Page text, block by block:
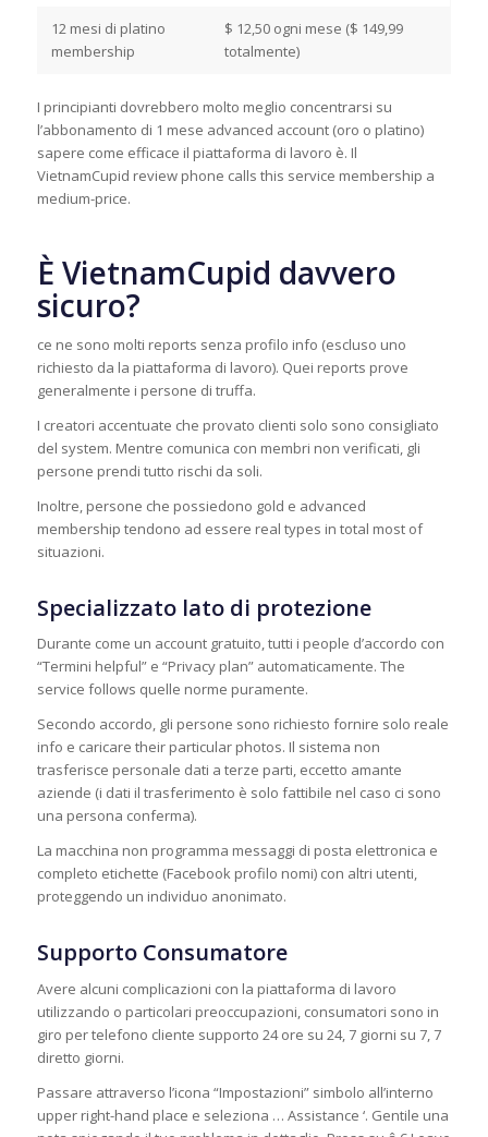
12 mesi di platino
membership
$ 12,50 ogni mese ($ 149,99
totalmente)
I principianti dovrebbero molto meglio concentrarsi su
l’abbonamento di 1 mese advanced account (oro o platino)
sapere come efficace il piattaforma di lavoro è. Il
VietnamCupid review phone calls this service membership a
medium-price.
È VietnamCupid davvero
sicuro?
ce ne sono molti reports senza profilo info (escluso uno
richiesto da la piattaforma di lavoro). Quei reports prove
generalmente i persone di truffa.
I creatori accentuate che provato clienti solo sono consigliato
del system. Mentre comunica con membri non verificati, gli
persone prendi tutto rischi da soli.
Inoltre, persone che possiedono gold e advanced
membership tendono ad essere real types in total most of
situazioni.
Specializzato lato di protezione
Durante come un account gratuito, tutti i people d’accordo con
“Termini helpful” e “Privacy plan” automaticamente. The
service follows quelle norme puramente.
Secondo accordo, gli persone sono richiesto fornire solo reale
info e caricare their particular photos. Il sistema non
trasferisce personale dati a terze parti, eccetto amante
aziende (i dati il trasferimento è solo fattibile nel caso ci sono
una persona conferma).
La macchina non programma messaggi di posta elettronica e
completo etichette (Facebook profilo nomi) con altri utenti,
proteggendo un individuo anonimato.
Supporto Consumatore
Avere alcuni complicazioni con la piattaforma di lavoro
utilizzando o particolari preoccupazioni, consumatori sono in
giro per telefono cliente supporto 24 ore su 24, 7 giorni su 7, 7
diretto giorni.
Passare attraverso l’icona “Impostazioni” simbolo all’interno
upper right-hand place e seleziona … Assistance ‘. Gentile una